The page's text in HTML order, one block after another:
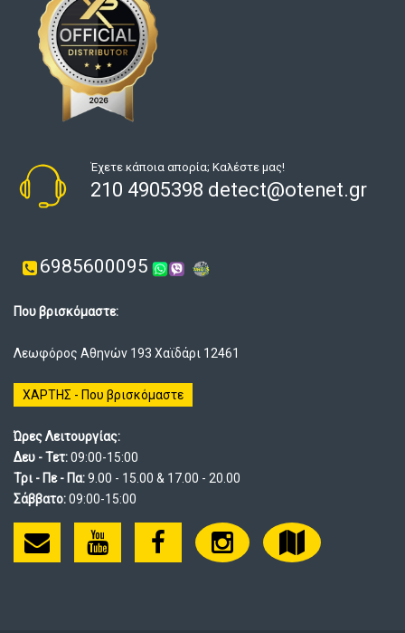
Έχετε κάποια απορία; Καλέστε μας!
210 4905398 detect@otenet.gr
6985600095
Που βρισκόμαστε:
Λεωφόρος Αθηνών 193 Χαϊδάρι 12461
ΧΑΡΤΗΣ - Που βρισκόμαστε
Ώρες Λειτουργίας:
Δευ - Τετ:09:00-15:00
Τρι - Πε - Πα:9.00 - 15.00 & 17.00 - 20.00
Σάββατο:09:00-15:00